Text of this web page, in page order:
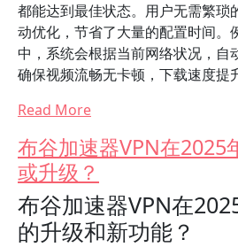
都能达到最佳状态。用户无需繁琐
动优化，节省了大量的配置时间。
中，系统会根据当前网络状况，自
确保视频流畅无卡顿，下载速度提
Read More
布谷加速器VPN在2025
或升级？
布谷加速器VPN在
的升级和新功能？